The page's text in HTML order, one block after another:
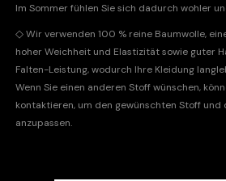
Im Sommer fühlen Sie sich dadurch wohler
◇ Wir verwenden 100 % reine Baumwolle,
hoher Weichheit und Elastizität sowie guter
Falten-Leistung, wodurch Ihre Kleidung
Wenn Sie einen anderen Stoff wünschen,
kontaktieren, um den gewünschten Stoff und
anzupassen.